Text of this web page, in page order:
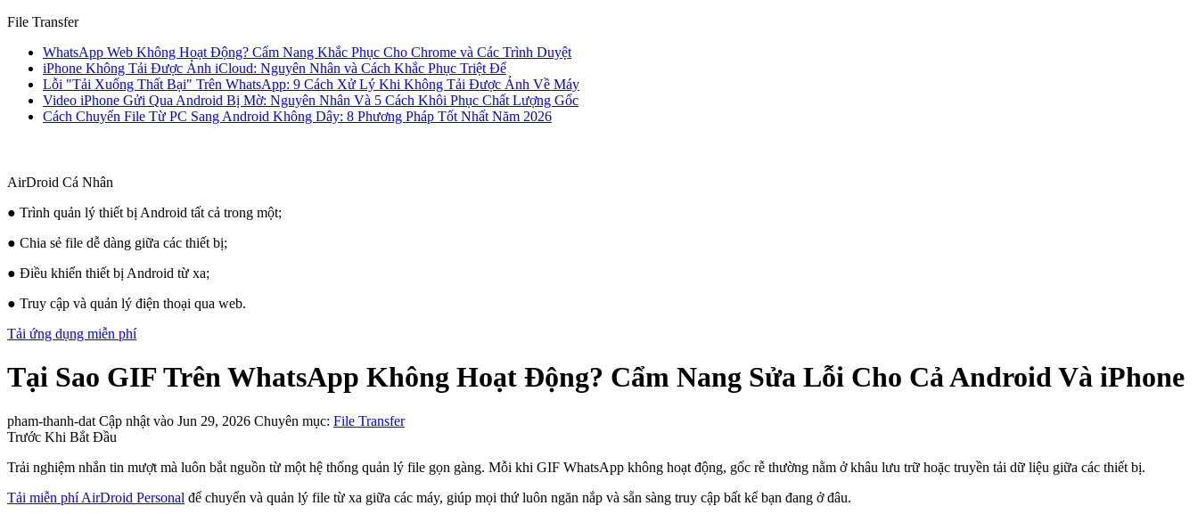
File Transfer
WhatsApp Web Không Hoạt Động? Cẩm Nang Khắc Phục Cho Chrome và Các Trình Duyệt
iPhone Không Tải Được Ảnh iCloud: Nguyên Nhân và Cách Khắc Phục Triệt Để
Lỗi "Tải Xuống Thất Bại" Trên WhatsApp: 9 Cách Xử Lý Khi Không Tải Được Ảnh Về Máy
Video iPhone Gửi Qua Android Bị Mờ: Nguyên Nhân Và 5 Cách Khôi Phục Chất Lượng Gốc
Cách Chuyển File Từ PC Sang Android Không Dây: 8 Phương Pháp Tốt Nhất Năm 2026
AirDroid Cá Nhân
● Trình quản lý thiết bị Android tất cả trong một;
● Chia sẻ file dễ dàng giữa các thiết bị;
● Điều khiển thiết bị Android từ xa;
● Truy cập và quản lý điện thoại qua web.
Tải ứng dụng miễn phí
Tại Sao GIF Trên WhatsApp Không Hoạt Động? Cẩm Nang Sửa Lỗi Cho Cả Android Và iPhone
pham-thanh-dat Cập nhật vào Jun 29, 2026 Chuyên mục: File Transfer
Trước Khi Bắt Đầu
Trải nghiệm nhắn tin mượt mà luôn bắt nguồn từ một hệ thống quản lý file gọn gàng. Mỗi khi GIF WhatsApp không hoạt động, gốc rễ thường nằm ở khâu lưu trữ hoặc truyền tải dữ liệu giữa các thiết bị.
Tải miễn phí AirDroid Personal để chuyển và quản lý file từ xa giữa các máy, giúp mọi thứ luôn ngăn nắp và sẵn sàng truy cập bất kể bạn đang ở đâu.